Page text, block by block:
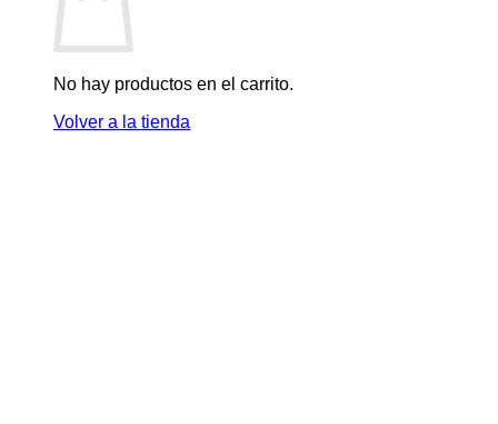
No hay productos en el carrito.
Volver a la tienda